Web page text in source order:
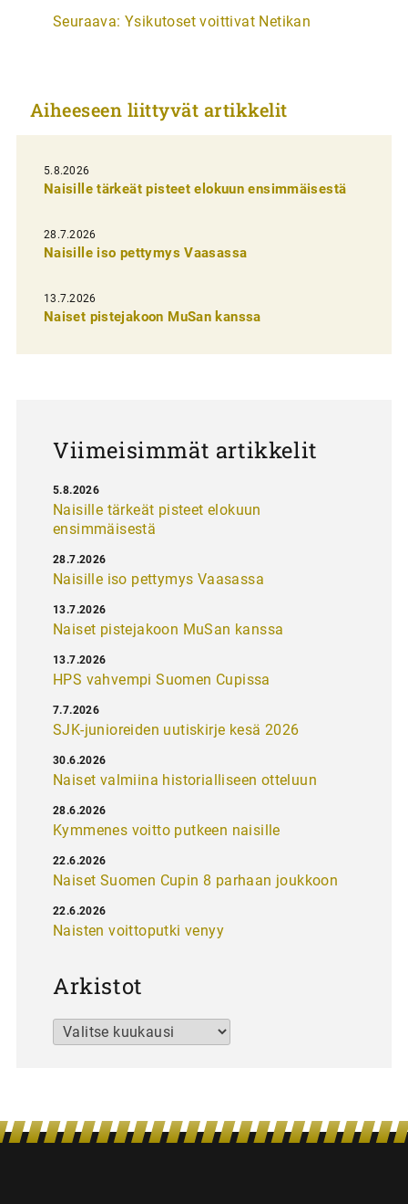
t
k
e
l
i
e
n
e
Seuraava: Ysikutoset voittivat Netikan
Aiheeseen liittyvät artikkelit
5.8.2026
Naisille tärkeät pisteet elokuun ensimmäisestä
28.7.2026
Naisille iso pettymys Vaasassa
13.7.2026
Naiset pistejakoon MuSan kanssa
Viimeisimmät artikkelit
Naisille tärkeät pisteet elokuun
ensimmäisestä
5.8.2026
Naisille iso pettymys Vaasassa
28.7.2026
Naiset pistejakoon MuSan kanssa
13.7.2026
HPS vahvempi Suomen Cupissa
13.7.2026
SJK-junioreiden uutiskirje kesä 2026
7.7.2026
Naiset valmiina historialliseen otteluun
30.6.2026
Kymmenes voitto putkeen naisille
28.6.2026
Naiset Suomen Cupin 8 parhaan joukkoon
22.6.2026
Naisten voittoputki venyy
22.6.2026
Arkistot
Arkistot